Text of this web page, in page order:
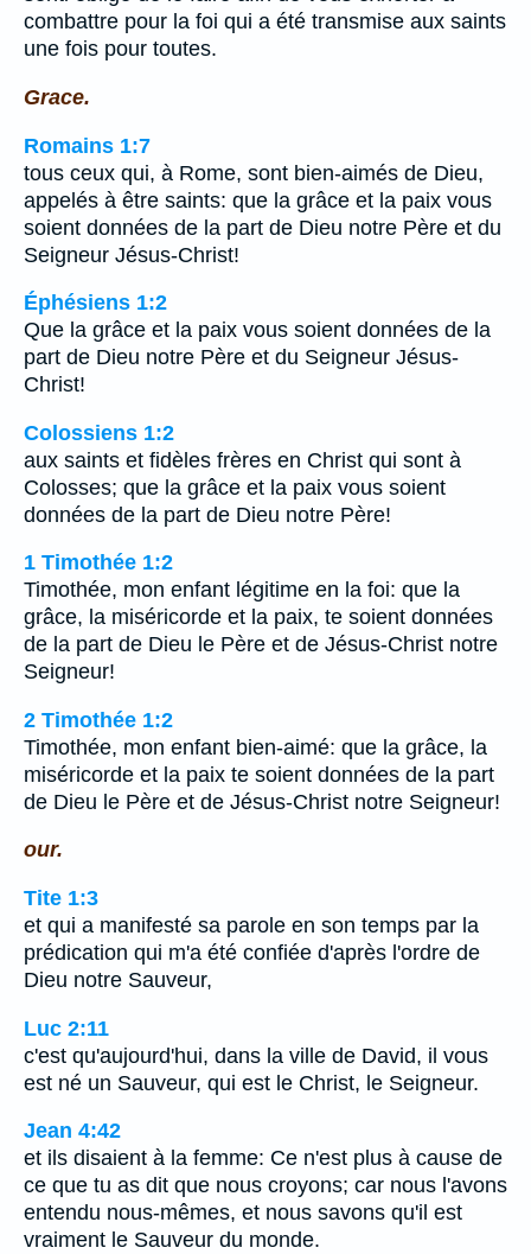
combattre pour la foi qui a été transmise aux saints
une fois pour toutes.
Grace.
Romains 1:7
tous ceux qui, à Rome, sont bien-aimés de Dieu,
appelés à être saints: que la grâce et la paix vous
soient données de la part de Dieu notre Père et du
Seigneur Jésus-Christ!
Éphésiens 1:2
Que la grâce et la paix vous soient données de la
part de Dieu notre Père et du Seigneur Jésus-
Christ!
Colossiens 1:2
aux saints et fidèles frères en Christ qui sont à
Colosses; que la grâce et la paix vous soient
données de la part de Dieu notre Père!
1 Timothée 1:2
Timothée, mon enfant légitime en la foi: que la
grâce, la miséricorde et la paix, te soient données
de la part de Dieu le Père et de Jésus-Christ notre
Seigneur!
2 Timothée 1:2
Timothée, mon enfant bien-aimé: que la grâce, la
miséricorde et la paix te soient données de la part
de Dieu le Père et de Jésus-Christ notre Seigneur!
our.
Tite 1:3
et qui a manifesté sa parole en son temps par la
prédication qui m'a été confiée d'après l'ordre de
Dieu notre Sauveur,
Luc 2:11
c'est qu'aujourd'hui, dans la ville de David, il vous
est né un Sauveur, qui est le Christ, le Seigneur.
Jean 4:42
et ils disaient à la femme: Ce n'est plus à cause de
ce que tu as dit que nous croyons; car nous l'avons
entendu nous-mêmes, et nous savons qu'il est
vraiment le Sauveur du monde.